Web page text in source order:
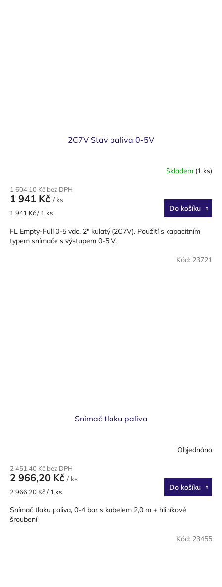
2C7V Stav paliva 0-5V
Skladem (1 ks)
1 604,10 Kč bez DPH
1 941 Kč / ks
Měrná
1 941 Kč / 1 ks Do košíku
FL Empty-Full 0-5 vdc, 2" kulatý (2C7V). Použití s kapacitním
typem snímače s výstupem 0-5 V.
Snímač tlaku paliva
Objednáno
2 451,40 Kč bez DPH
2 966,20 Kč / ks
Měrná
2 966,20 Kč / 1 ks Do košíku
Snímač tlaku paliva, 0-4 bar s kabelem 2,0 m + hliníkové
šroubení
Kód: 23721
Kód: 23455